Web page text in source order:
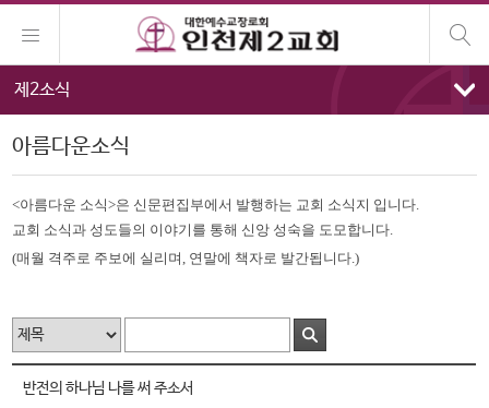
제2소식
아름다운소식
<아름다운 소식>은 신문편집부에서 발행하는 교회 소식지 입니다.
교회 소식과 성도들의 이야기를 통해 신앙 성숙을 도모합니다.
(매월 격주로 주보에 실리며, 연말에 책자로 발간됩니다.)
반전의 하나님 나를 써 주소서